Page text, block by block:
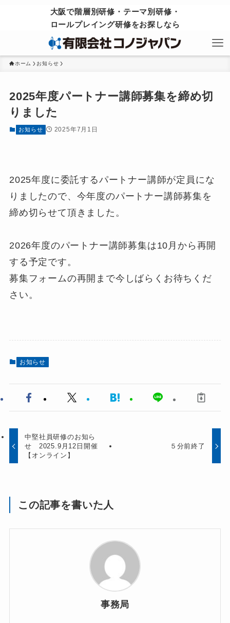
大阪で階層別研修・テーマ別研修・
ロールプレイング研修をお探しなら
ホーム お知らせ
2025年度パートナー講師募集を締め切
りました
お知らせ 2025年7月1日
2025年度に委託するパートナー講師が定員にな
りましたので、今年度のパートナー講師募集を
締め切らせて頂きました。
2026年度のパートナー講師募集は10月から再開
する予定です。
募集フォームの再開まで今しばらくお待ちくだ
さい。
お知らせ
中堅社員研修のお知ら
せ 2025.9月12日開催
【オンライン】
５分前終了
この記事を書いた人
事務局